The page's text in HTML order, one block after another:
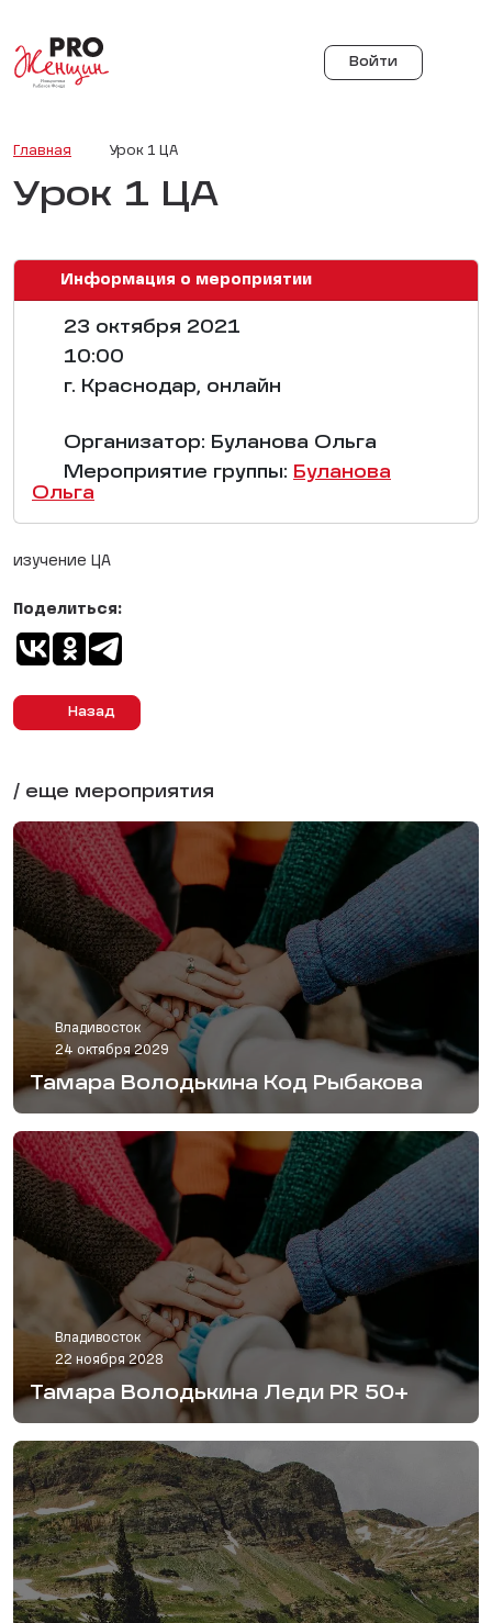
Войти
Главная Урок 1 ЦА
Урок 1 ЦА
Информация о мероприятии
23 октября 2021
10:00
г. Краснодар, онлайн
Организатор: Буланова Ольга
Мероприятие группы: Буланова
Ольга
изучение ЦА
Назад
Поделиться:
/ еще мероприятия
Владивосток
24 октября 2029
Тамара Володькина Код Рыбакова
Владивосток
22 ноября 2028
Тамара Володькина Леди PR 50+